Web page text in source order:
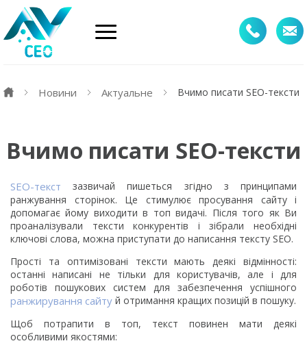
Новини Актуальне Вчимо писати SEO-тексти
Вчимо писати SEO-тексти
SEO-текст зазвичай пишеться згідно з принципами
ранжування сторінок. Це стимулює просування сайту і
допомагає йому виходити в топ видачі. Після того як Ви
проаналізували тексти конкурентів і зібрали необхідні
ключові слова, можна приступати до написання тексту SEO.
Прості та оптимізовані тексти мають деякі відмінності:
останні написані не тільки для користувачів, але і для
роботів пошукових систем для забезпечення успішного
ранжирування сайту й отримання кращих позицій в пошуку.
Щоб потрапити в топ, текст повинен мати деякі
особливими якостями: